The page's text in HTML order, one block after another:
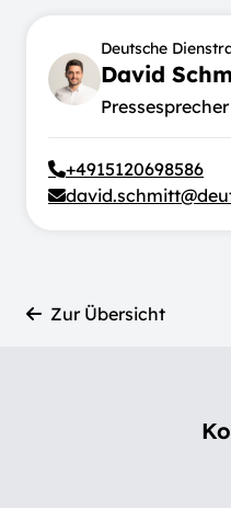
Deutsche
David
Pressesprecher
+4915120698586
Zur Übersicht